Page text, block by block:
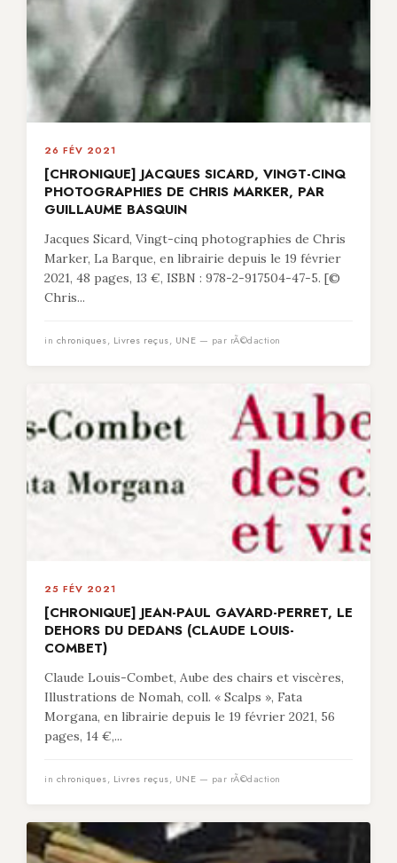
26 FÉV 2021
[CHRONIQUE] JACQUES SICARD, VINGT-CINQ
PHOTOGRAPHIES DE CHRIS MARKER, PAR
GUILLAUME BASQUIN
Jacques Sicard, Vingt-cinq photographies de Chris
Marker, La Barque, en librairie depuis le 19 février
2021, 48 pages, 13 €, ISBN : 978-2-917504-47-5. [©
Chris...
in chroniques, Livres reçus, UNE — par rÃ©daction
25 FÉV 2021
[CHRONIQUE] JEAN-PAUL GAVARD-PERRET, LE
DEHORS DU DEDANS (CLAUDE LOUIS-
COMBET)
Claude Louis-Combet, Aube des chairs et viscères,
Illustrations de Nomah, coll. « Scalps », Fata
Morgana, en librairie depuis le 19 février 2021, 56
pages, 14 €,...
in chroniques, Livres reçus, UNE — par rÃ©daction